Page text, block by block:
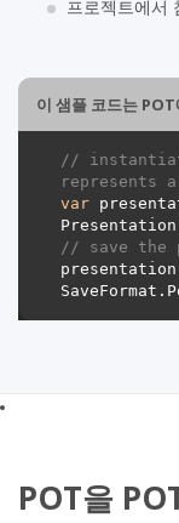
프로젝트에서
이 샘플 코드는
//
represents
var
// save the
POT을